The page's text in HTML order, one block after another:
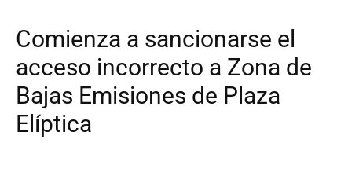
Comienza a sancionarse el
acceso incorrecto a Zona de
Bajas Emisiones de Plaza
Elíptica